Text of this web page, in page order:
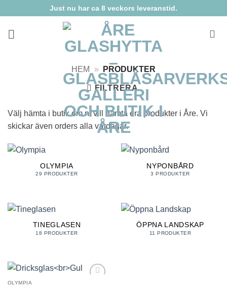
to
content
Just nu har ca 8 veckors leveranstid.
HEM » PRODUKTER
FILTRERA
Välj hämta i butik om ni vill hämta era produkter i Åre. Vi
skickar även orders alla vardagar.
OLYMPIA
29 PRODUKTER
NYPONBÅRD
3 PRODUKTER
TINEGLASEN
18 PRODUKTER
ÖPPNA LANDSKAP
11 PRODUKTER
OLYMPIA